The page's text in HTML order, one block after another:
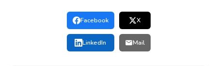
Facebook X
LinkedIn Mail